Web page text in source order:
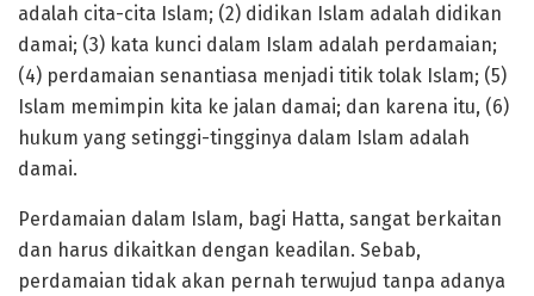
adalah cita-cita Islam; (2) didikan Islam adalah didikan
damai; (3) kata kunci dalam Islam adalah perdamaian;
(4) perdamaian senantiasa menjadi titik tolak Islam; (5)
Islam memimpin kita ke jalan damai; dan karena itu, (6)
hukum yang setinggi-tingginya dalam Islam adalah
damai.
Perdamaian dalam Islam, bagi Hatta, sangat berkaitan
dan harus dikaitkan dengan keadilan. Sebab,
perdamaian tidak akan pernah terwujud tanpa adanya